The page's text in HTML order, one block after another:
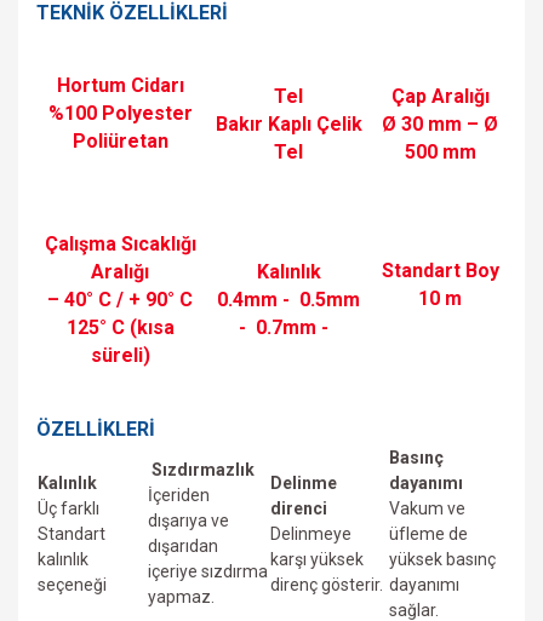
TEKNİK ÖZELLİKLERİ
Hortum Cidarı
%100 Polyester
Poliüretan
Tel
Bakır Kaplı Çelik
Tel
Çap Aralığı
Ø 30 mm – Ø
500 mm
Çalışma Sıcaklığı
Aralığı
– 40° C / + 90° C
125° C (kısa
süreli)
Kalınlık
0.4mm - 0.5mm
- 0.7mm -
Standart Boy
10 m
ÖZELLİKLERİ
Kalınlık
Üç farklı
Standart
kalınlık
seçeneği
Sızdırmazlık
İçeriden
dışarıya ve
dışarıdan
içeriye sızdırma
yapmaz.
Delinme
direnci
Delinmeye
karşı yüksek
direnç gösterir.
Basınç
dayanımı
Vakum ve
üfIeme de
yüksek basınç
dayanımı
sağlar.